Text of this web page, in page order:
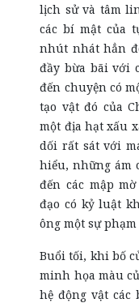
lịch sử và tâm
các bí mật của
nhút nhát hẳn
đầy bừa bãi với
đến chuyện có
tạo vật đó của
một địa hạt xấu
dối rất sát với
hiểu, những ám
đến các mập
đạo có kỷ luật
ông một sự
Buổi tối, khi bố
minh họa màu
hệ động vật